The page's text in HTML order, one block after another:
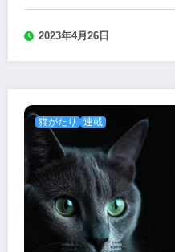
2023年4月26日
猫がたり 連載